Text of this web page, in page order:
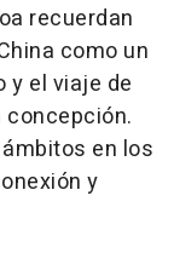
recuerdan
como un
y el viaje de
en los
y